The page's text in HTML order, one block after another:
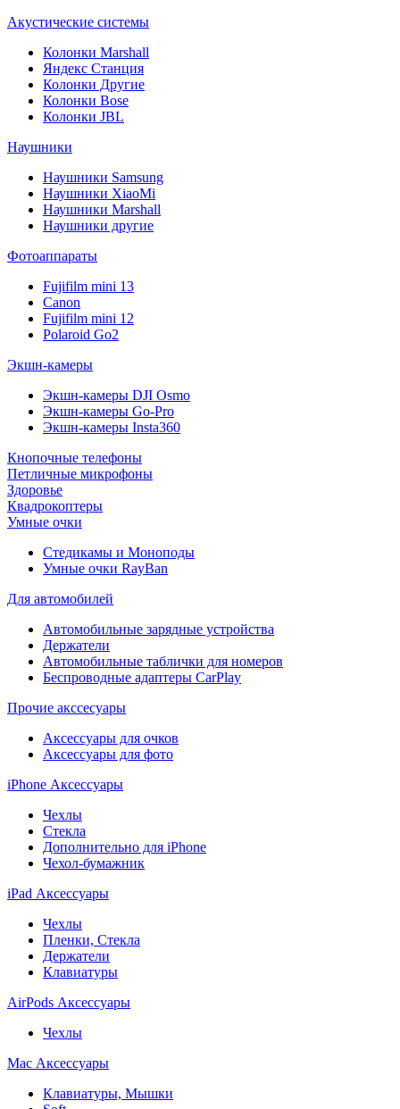
Акустические системы
Колонки Marshall
Яндекс Станция
Колонки Другие
Колонки Bose
Колонки JBL
Наушники
Наушники Samsung
Наушники XiaoMi
Наушники Marshall
Наушники другие
Фотоаппараты
Fujifilm mini 13
Canon
Fujifilm mini 12
Polaroid Go2
Экшн-камеры
Экшн-камеры DJI Osmo
Экшн-камеры Go-Pro
Экшн-камеры Insta360
Кнопочные телефоны
Петличные микрофоны
Здоровье
Квадрокоптеры
Умные очки
Стедикамы и Моноподы
Умные очки RayBan
Для автомобилей
Автомобильные зарядные устройства
Держатели
Автомобильные таблички для номеров
Беспроводные адаптеры CarPlay
Прочие акссесуары
Аксессуары для очков
Аксессуары для фото
iPhone Аксессуары
Чехлы
Стекла
Дополнительно для iPhone
Чехол-бумажник
iPad Аксессуары
Чехлы
Пленки, Стекла
Держатели
Клавиатуры
AirPods Аксессуары
Чехлы
Mac Аксессуары
Клавиатуры, Мышки